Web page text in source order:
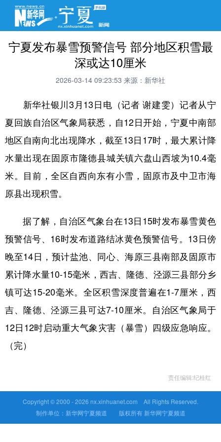
宁夏发布暴雪预警信号 部分地区积雪最
深或达10厘米
2026-03-14 09:23:53 来源：新华社
新华社银川3月13日电（记者 谢建雯）记者从宁
夏回族自治区气象局获悉，自12日开始，宁夏中南部
地区自南向北出现降水，截至13日17时，最大累计降
水量出现在固原市隆德县城关镇六盘山西坡为10.4毫
米。目前，全区自西向东有小雪，固原市及中卫市海
原县出现积雪。
据了解，自治区气象台在13日15时发布暴雪黄色
预警信号、16时发布道路结冰黄色预警信号。13日傍
晚至14日，预计盐池、同心、海原三县南部及固原市
累计降水量10-15毫米，西吉、隆德、泾源三县部分乡
镇可达15-20毫米。全区积雪深度普遍在1-7厘米，西
吉、隆德、泾源三县可达7-10厘米。自治区气象局于
12日12时启动重大气象灾害（暴雪）四级应急响应。
（完）
责任编辑:纪桂红
Copyright © 2000 -2026 nx.xinhuanet.com All Rights Reserved.
制作单位：新华网宁夏频道 版权所有 新华网宁夏频道